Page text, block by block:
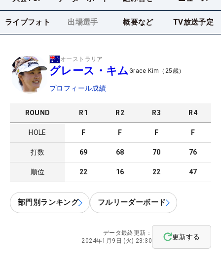
ライブフォト 出場選手 概要など TV放送予定
オーストラリア
グレース・キム Grace Kim （ 25 歳）
プロフィール成績
ROUND R1 R2 R3 R4
HOLE F F F F
打数 69 68 70 76
順位 22 16 22 47
部門別ランキング フルリーダーボード
データ最終更新：
2024年1月9日 (火) 23:30
更新する